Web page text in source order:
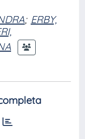
; ERBY,